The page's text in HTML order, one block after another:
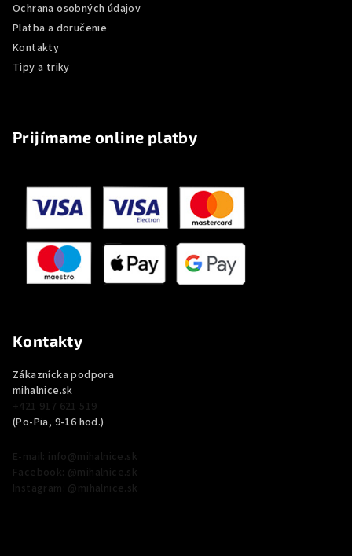
Ochrana osobných údajov
Platba a doručenie
Kontakty
Tipy a triky
Prijímame online platby
Kontakty
Zákaznícka podpora
mihalnice.sk
+421 917 621 519
(Po-Pia, 9-16 hod.)
E-mail: info@mihalnice.sk
Facebook: @mihalnice.sk
Instagram: @mihalnice.sk